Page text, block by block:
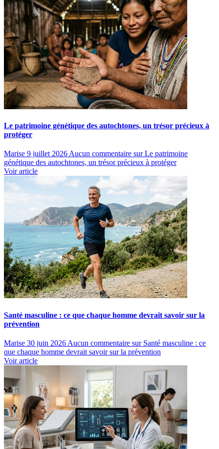
Le patrimoine génétique des autochtones, un trésor précieux à
protéger
Marise 9 juillet 2026Aucun commentaire sur Le patrimoine
génétique des autochtones, un trésor précieux à protéger
Voir article
Santé masculine : ce que chaque homme devrait savoir sur la
prévention
Marise 30 juin 2026 Aucun commentaire sur Santé masculine : ce
que chaque homme devrait savoir sur la prévention
Voir article